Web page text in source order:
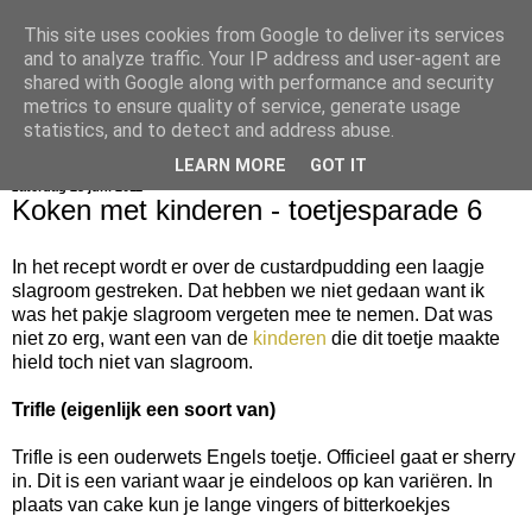
bijna net zo lekker als thuis
Koken met kinderen - toetjesparade 6
In het recept wordt er over de custardpudding een laagje
slagroom gestreken. Dat hebben we niet gedaan want ik
was het pakje slagroom vergeten mee te nemen. Dat was
niet zo erg, want een van de kinderen die dit toetje maakte
hield toch niet van slagroom.
Trifle (eigenlijk een soort van)
Trifle is een ouderwets Engels toetje. Officieel gaat er sherry
in. Dit is een variant waar je eindeloos op kan variëren. In
plaats van cake kun je lange vingers of bitterkoekjes
This site uses cookies from Google to deliver its services
and to analyze traffic. Your IP address and user-agent are
shared with Google along with performance and security
metrics to ensure quality of service, generate usage
statistics, and to detect and address abuse.
LEARN MORE GOT IT